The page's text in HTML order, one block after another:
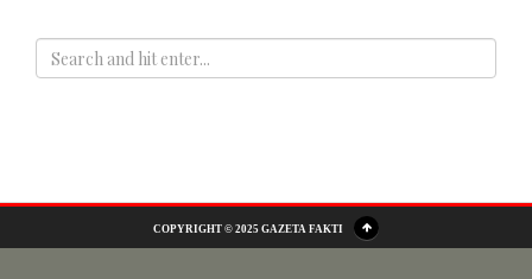
COPYRIGHT © 2025 GAZETA FAKTI